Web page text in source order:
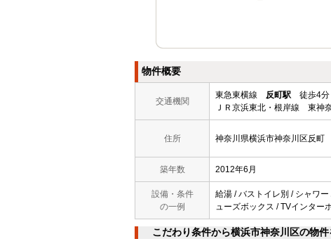
物件概要
交通機関
東急東横線 反町駅 徒歩4分
ＪＲ京浜東北・根岸線 東神
住所 神奈川県横浜市神奈川区反町
築年数 2012年6月
設備・条件
の一例
給湯 / バストイレ別 / シャワ
ューズボックス / TVインター
こだわり条件から横浜市神奈川区の物